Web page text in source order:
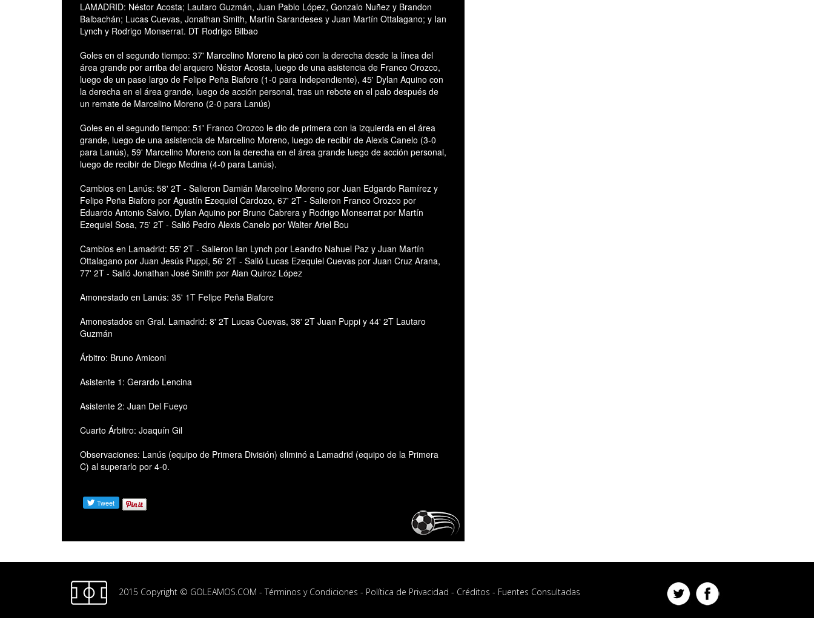
LAMADRID: Néstor Acosta; Lautaro Guzmán, Juan Pablo López, Gonzalo Nuñez y Brandon
Balbachán; Lucas Cuevas, Jonathan Smith, Martín Sarandeses y Juan Martín Ottalagano; y Ian
Lynch y Rodrigo Monserrat. DT Rodrigo Bilbao
Goles en el segundo tiempo: 37' Marcelino Moreno la picó con la derecha desde la línea del
área grande por arriba del arquero Néstor Acosta, luego de una asistencia de Franco Orozco,
luego de un pase largo de Felipe Peña Biafore (1-0 para Independiente), 45' Dylan Aquino con
la derecha en el área grande, luego de acción personal, tras un rebote en el palo después de
un remate de Marcelino Moreno (2-0 para Lanús)
Goles en el segundo tiempo: 51' Franco Orozco le dio de primera con la izquierda en el área
grande, luego de una asistencia de Marcelino Moreno, luego de recibir de Alexis Canelo (3-0
para Lanús), 59' Marcelino Moreno con la derecha en el área grande luego de acción personal,
luego de recibir de Diego Medina (4-0 para Lanús).
Cambios en Lanús: 58' 2T - Salieron Damián Marcelino Moreno por Juan Edgardo Ramírez y
Felipe Peña Biafore por Agustín Ezequiel Cardozo, 67' 2T - Salieron Franco Orozco por
Eduardo Antonio Salvio, Dylan Aquino por Bruno Cabrera y Rodrigo Monserrat por Martín
Ezequiel Sosa, 75' 2T - Salió Pedro Alexis Canelo por Walter Ariel Bou
Cambios en Lamadrid: 55' 2T - Salieron Ian Lynch por Leandro Nahuel Paz y Juan Martín
Ottalagano por Juan Jesús Puppi, 56' 2T - Salió Lucas Ezequiel Cuevas por Juan Cruz Arana,
77' 2T - Salió Jonathan José Smith por Alan Quiroz López
Amonestado en Lanús: 35' 1T Felipe Peña Biafore
Amonestados en Gral. Lamadrid: 8' 2T Lucas Cuevas, 38' 2T Juan Puppi y 44' 2T Lautaro
Guzmán
Árbitro: Bruno Amiconi
Asistente 1: Gerardo Lencina
Asistente 2: Juan Del Fueyo
Cuarto Árbitro: Joaquín Gil
Observaciones: Lanús (equipo de Primera División) eliminó a Lamadrid (equipo de la Primera
C) al superarlo por 4-0.
2015 Copyright © GOLEAMOS.COM -Términos y Condiciones - Política de Privacidad - Créditos - Fuentes Consultadas